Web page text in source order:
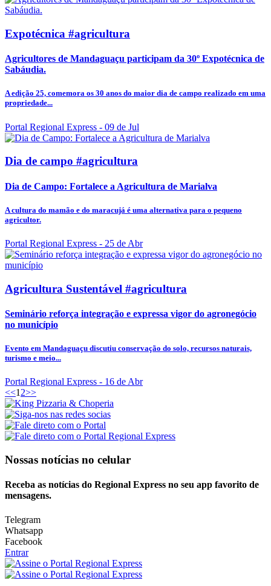
Expotécnica #agricultura
Agricultores de Mandaguaçu participam da 30º Expotécnica de
Sabáudia.
A edição 25, comemora os 30 anos do maior dia de campo realizado em uma
propriedade...
Portal Regional Express - 09 de Jul
Dia de campo #agricultura
Dia de Campo: Fortalece a Agricultura de Marialva
A cultura do mamão e do maracujá é uma alternativa para o pequeno
agricultor.
Portal Regional Express - 25 de Abr
Agricultura Sustentável #agricultura
Seminário reforça integração e expressa vigor do agronegócio
no município
Evento em Mandaguaçu discutiu conservação do solo, recursos naturais,
turismo e meio...
Portal Regional Express - 16 de Abr
<<1 2>>
Nossas notícias no celular
Receba as notícias do Regional Express no seu app favorito de
mensagens.
Telegram
Whatsapp
Facebook
Entrar